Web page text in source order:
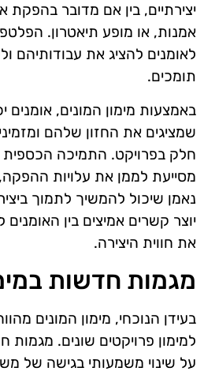
יצירתיים, בין אם מדובר בהפקת
אמנות, או מופע תיאטרון.
לאומנים להציג את עבודותיהם
תומכים.
באמצעות מימון המונים, אומנים
שמציגים את החזון שלהם
חלק בפרויקט. התמיכה
מסייעת לממן את עלויות
נאמן שיכול להמשיך לתמוך
יוצר קשרים אמיצים בין
את חווית היצירה.
מגמות חדשות
בעידן הנוכחי, מימון המונים
למימון פרויקטים שונים.
על שינוי משמעותי בגישה של